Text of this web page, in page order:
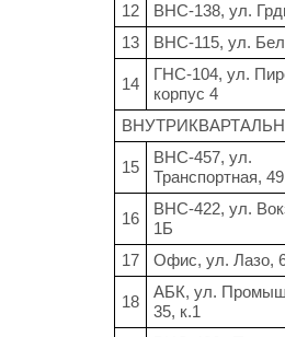
12
ВНС-138, ул.
13
ВНС-115, ул.
14
ГНС-104, ул.
корпус 4
15
ВНС-457, ул.
Транспортная,
16
ВНС-422, ул.
1Б
17
Офис, ул. Лазо,
18
АБК, ул.
35, к.1